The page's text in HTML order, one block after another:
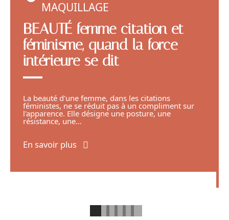
MAQUILLAGE
BEAUTÉ femme citation et
féminisme, quand la force
intérieure se dit
La beauté d'une femme, dans les citations
féministes, ne se réduit pas à un compliment sur
l'apparence. Elle désigne une posture, une
résistance, une…
En savoir plus